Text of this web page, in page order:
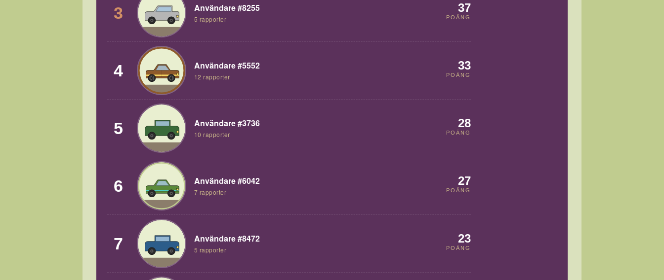
3 Användare #8255
5 rapporter
37
POÄNG
4 Användare #5552
12 rapporter
33
POÄNG
5 Användare #3736
10 rapporter
28
POÄNG
6 Användare #6042
7 rapporter
27
POÄNG
7 Användare #8472
5 rapporter
23
POÄNG